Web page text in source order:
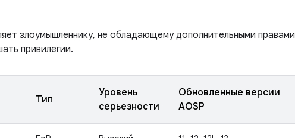
злоумышленнику, не обладающему дополнительными правами
привилегии.
Тип
Уровень
серьезности
Обновленные версии
AOSP